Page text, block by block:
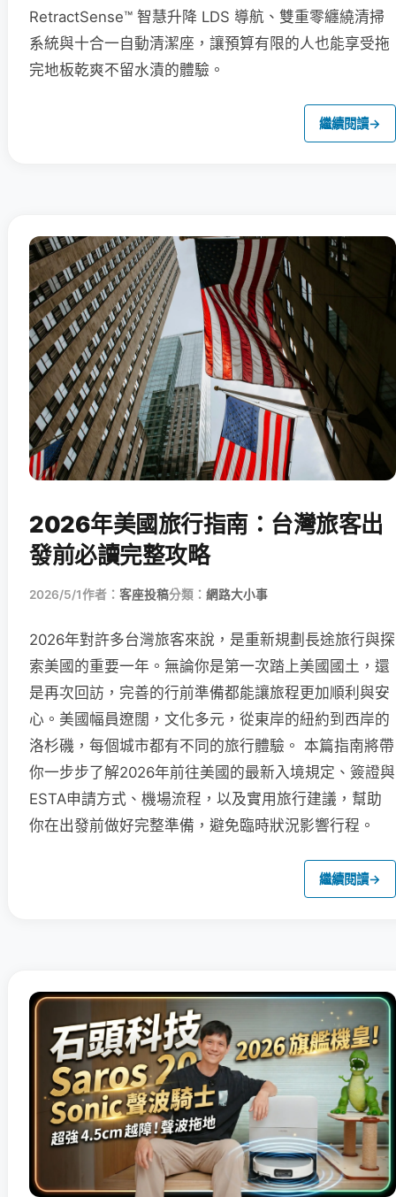
RetractSense™ 智慧升降 LDS 導航、雙重零纏繞清掃
系統與十合一自動清潔座，讓預算有限的人也能享受拖
完地板乾爽不留水漬的體驗。
繼續閱讀→
2026年美國旅行指南：台灣旅客出
發前必讀完整攻略
2026/5/1作者： 客座投稿分類： 網路大小事
2026年對許多台灣旅客來說，是重新規劃長途旅行與探
索美國的重要一年。無論你是第一次踏上美國國土，還
是再次回訪，完善的行前準備都能讓旅程更加順利與安
心。美國幅員遼闊，文化多元，從東岸的紐約到西岸的
洛杉磯，每個城市都有不同的旅行體驗。 本篇指南將帶
你一步步了解2026年前往美國的最新入境規定、簽證與
ESTA申請方式、機場流程，以及實用旅行建議，幫助
你在出發前做好完整準備，避免臨時狀況影響行程。
繼續閱讀→